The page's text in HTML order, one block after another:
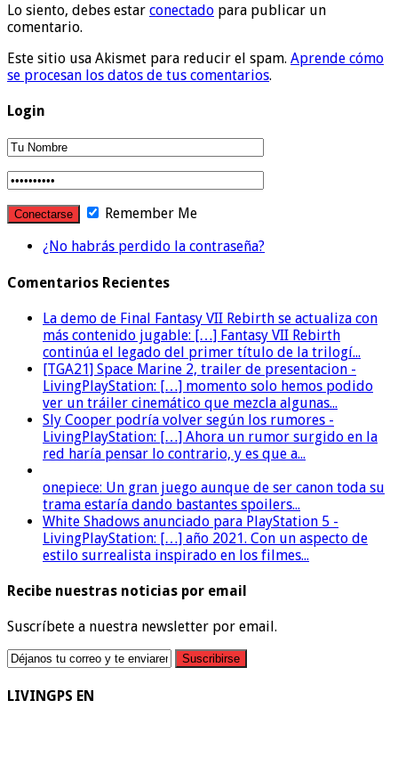
Lo siento, debes estar conectado para publicar un
comentario.
Este sitio usa Akismet para reducir el spam. Aprende cómo
se procesan los datos de tus comentarios.
Login
Remember Me
¿No habrás perdido la contraseña?
Comentarios Recientes
La demo de Final Fantasy VII Rebirth se actualiza con
más contenido jugable: […] Fantasy VII Rebirth
continúa el legado del primer título de la trilogí...
[TGA21] Space Marine 2, trailer de presentacion -
LivingPlayStation: […] momento solo hemos podido
ver un tráiler cinemático que mezcla algunas...
Sly Cooper podría volver según los rumores -
LivingPlayStation: […] Ahora un rumor surgido en la
red haría pensar lo contrario, y es que a...
onepiece: Un gran juego aunque de ser canon toda su
trama estaría dando bastantes spoilers...
White Shadows anunciado para PlayStation 5 -
LivingPlayStation: […] año 2021. Con un aspecto de
estilo surrealista inspirado en los filmes...
Recibe nuestras noticias por email
Suscríbete a nuestra newsletter por email.
LIVINGPS EN